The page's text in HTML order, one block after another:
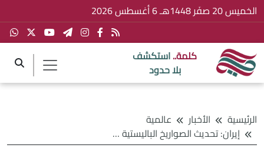
الخميس 20 صفَر 1448هـ 6 أغسطس 2026
كلمة..استكشف
بلا حدود
الرئيسية الأخبار
عالمية
إيران: تحديث الصواريخ الباليستية عزز قدراتنا الردعية